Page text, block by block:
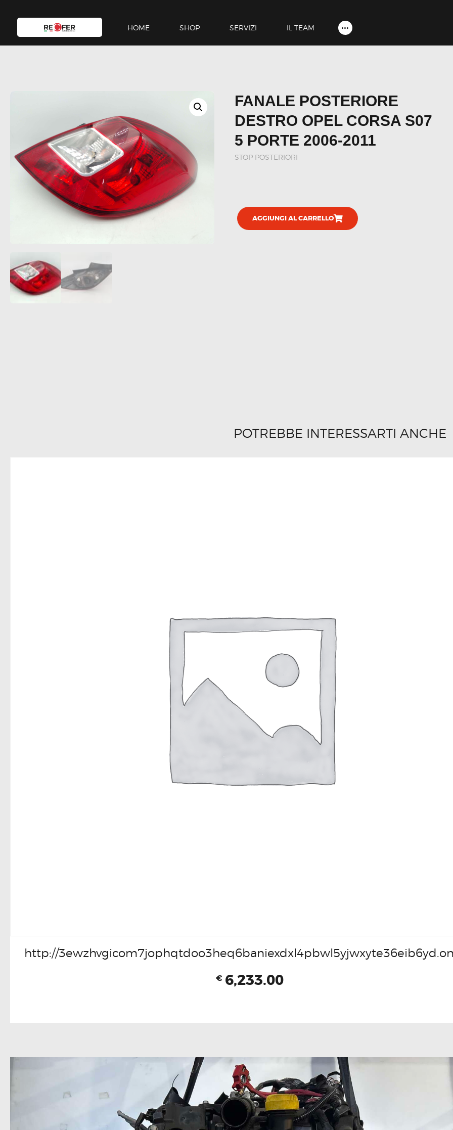
HOME SHOP SERVIZI IL TEAM
SHOP
SERVIZI
ACCOUNT
FANALE POSTERIORE
DESTRO OPEL CORSA S07
5 PORTE 2006-2011
STOP POSTERIORI
AGGIUNGI AL CARRELLO
POTREBBE INTERESSARTI ANCHE
http://
€ 6,233.00